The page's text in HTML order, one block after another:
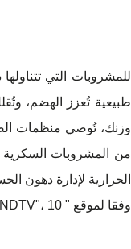
للمشروبات التي
طبيعية تُعزز الهضم،
من المشروبات السكرية
الحرارية لإدارة دهون
وفقا لموقع " NDTV"، 10 مشروبات صحية قد تُساعد في تقليل دهون الجسم.